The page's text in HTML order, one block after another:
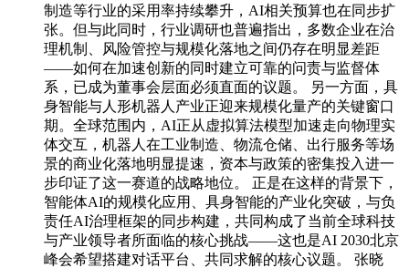
制造等行业的采用率持续攀升，AI相关预算也在同步扩
张。但与此同时，行业调研也普遍指出，多数企业在治
理机制、风险管控与规模化落地之间仍存在明显差距
——如何在加速创新的同时建立可靠的问责与监督体
系，已成为董事会层面必须直面的议题。 另一方面，具
身智能与人形机器人产业正迎来规模化量产的关键窗口
期。全球范围内，AI正从虚拟算法模型加速走向物理实
体交互，机器人在工业制造、物流仓储、出行服务等场
景的商业化落地明显提速，资本与政策的密集投入进一
步印证了这一赛道的战略地位。 正是在这样的背景下，
智能体AI的规模化应用、具身智能的产业化突破，与负
责任AI治理框架的同步构建，共同构成了当前全球科技
与产业领导者所面临的核心挑战——这也是AI 2030北京
峰会希望搭建对话平台、共同求解的核心议题。 张晓